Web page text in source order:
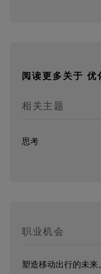
阅读更多关于 优
相关主题
思考
职业机会
塑造移动出行的未